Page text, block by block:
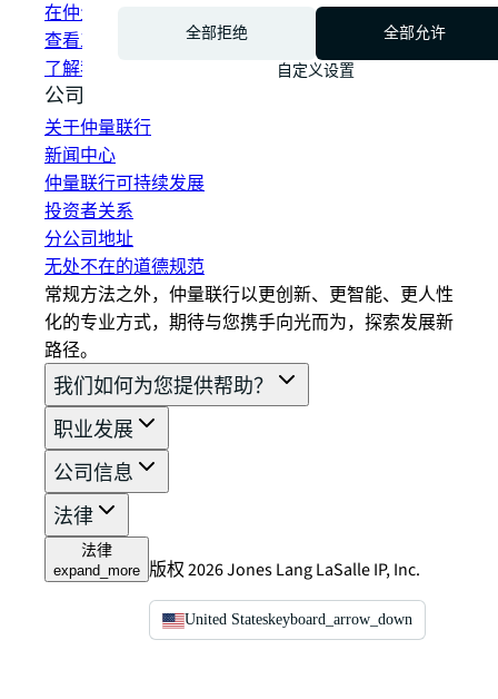
在仲量联行工作
查看工作机会
了解我们的员工
公司信息
关于仲量联行
新闻中心
仲量联行可持续发展
投资者关系
分公司地址
无处不在的道德规范
常规方法之外，仲量联行以更创新、更智能、更人性
化的专业方式，期待与您携手向光而为，探索发展新
路径。
我们如何为您提供帮助？
职业发展
公司信息
法律
法律
expand_more 版权 2026 Jones Lang LaSalle IP, Inc.
United Stateskeyboard_arrow_down
全部拒绝
全部允许
自定义设置